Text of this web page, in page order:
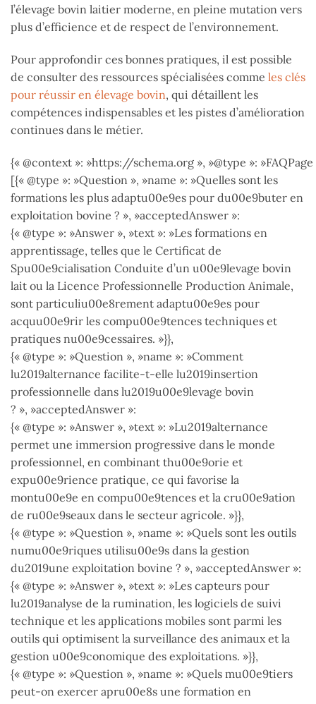
l’élevage bovin laitier moderne, en pleine mutation vers
plus d’efficience et de respect de l’environnement.
Pour approfondir ces bonnes pratiques, il est possible
de consulter des ressources spécialisées comme les clés
pour réussir en élevage bovin, qui détaillent les
compétences indispensables et les pistes d’amélioration
continues dans le métier.
{« @context »: »https://schema.org », »@type »:
[{« @type »: »Question », »name »: »Quelles sont les
formations les plus adaptu00e9es pour du00e9buter en
exploitation bovine ? », »acceptedAnswer »:
{« @type »: »Answer », »text »: »Les formations en
apprentissage, telles que le Certificat de
Spu00e9cialisation Conduite d’un u00e9levage bovin
lait ou la Licence Professionnelle Production Animale,
sont particuliu00e8rement adaptu00e9es pour
acquu00e9rir les compu00e9tences techniques et
pratiques nu00e9cessaires. »}},
{« @type »: »Question », »name »: »Comment
lu2019alternance facilite-t-elle lu2019insertion
professionnelle dans lu2019u00e9levage bovin
? », »acceptedAnswer »:
{« @type »: »Answer », »text »: »Lu2019alternance
permet une immersion progressive dans le monde
professionnel, en combinant thu00e9orie et
expu00e9rience pratique, ce qui favorise la
montu00e9e en compu00e9tences et la cru00e9ation
de ru00e9seaux dans le secteur agricole. »}},
{« @type »: »Question », »name »: »Quels sont les outils
numu00e9riques utilisu00e9s dans la gestion
du2019une exploitation bovine ? », »acceptedAnswer »:
{« @type »: »Answer », »text »: »Les capteurs pour
lu2019analyse de la rumination, les logiciels de suivi
technique et les applications mobiles sont parmi les
outils qui optimisent la surveillance des animaux et la
gestion u00e9conomique des exploitations. »}},
{« @type »: »Question », »name »: »Quels mu00e9tiers
peut-on exercer apru00e8s une formation en